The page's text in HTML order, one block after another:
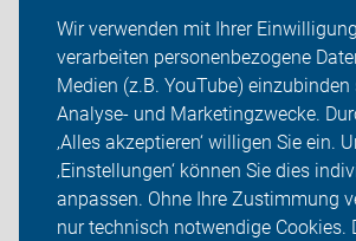
Wir verwenden mit Ihrer
verarbeiten personenbezogene
Medien (z.B. YouTube)
Analyse- und Marketingzwecke.
‚Alles akzeptieren‘ willigen Sie ein.
‚Einstellungen‘ können Sie dies
anpassen. Ohne Ihre Zustimmung
nur technisch notwendige Cookies.
ADFC Rotenburg (Wümme)
Sei dabei
Presse
Login